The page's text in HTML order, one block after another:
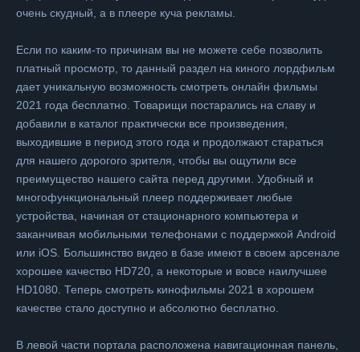
очень скудный, а в плеере куча рекламы.
Если по каким-то причинам вы не можете себе позволить
платный просмотр, то данный раздел на киного лордфильм
дает уникальную возможность смотреть онлайн фильмы
2021 года бесплатно. Товарищи постарались на славу и
добавили в каталог практически все произведения,
выходившие в период этого года и продолжают стараться
для нашего дорогого зрителя, чтобы вы ощутили все
преимущество нашего сайта перед другими. Удобный и
многофункциональный плеер поддерживает любые
устройства, начиная от стационарного компьютера и
заканчивая мобильными телефонами с поддержкой Android
или iOS. Большинство видео в базе имеют в своем арсенале
хорошее качество HD720, а некоторые и вовсе наилучшее
HD1080. Теперь смотреть кинофильмы 2021 в хорошем
качестве стало доступно и абсолютно бесплатно.
В левой части портала расположена навигационная панель,